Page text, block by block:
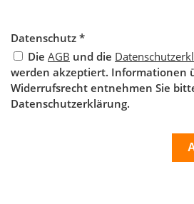
Datenschutz *
Die AGB und die
werden akzeptiert. Informationen
Widerrufsrecht entnehmen Sie
Datenschutzerklärung.